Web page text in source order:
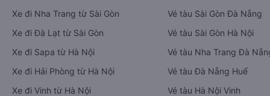
Xe đi Nha Trang từ Sài Gòn
Xe đi Đà Lạt từ Sài Gòn
Xe đi Sapa từ Hà Nội
Xe đi Hải Phòng từ Hà Nội
Xe đi Vinh từ Hà Nội
Vé tàu Sài Gòn Đà Nẵng
Vé tàu Sài Gòn Hà Nội
Vé tàu Nha Trang Đà
Vé tàu Đà Nẵng Huế
Vé tàu Hà Nội Vinh